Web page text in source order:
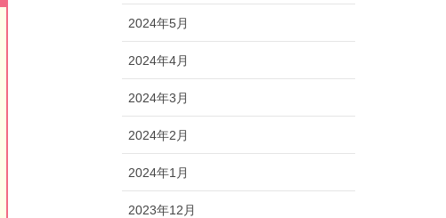
2024年5月
2024年4月
2024年3月
2024年2月
2024年1月
2023年12月